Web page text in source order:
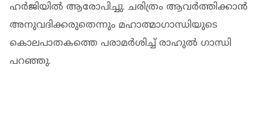
ഹര്‍ജിയില്‍ ആരോപിച്ചു. ചരിത്രം ആവര്‍ത്തിക്കാന്‍
അനുവദിക്കരുതെന്നും മഹാത്മാഗാന്ധിയുടെ
കൊലപാതകത്തെ പരാമര്‍ശിച്ച് രാഹുല്‍ ഗാന്ധി
പറഞ്ഞു.